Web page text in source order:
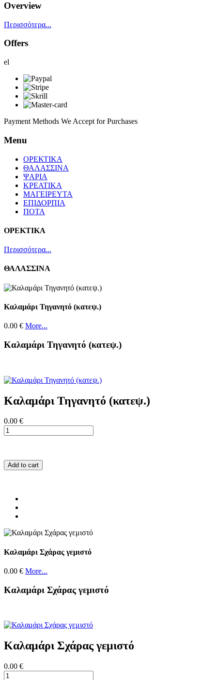
Overview
Περισσότερα...
Offers
el
Payment Methods We Accept for Purchases
Menu
ΟΡΕΚΤΙΚΑ
ΘΑΛΑΣΣΙΝΑ
ΨΑΡΙΑ
ΚΡΕΑΤΙΚΑ
ΜΑΓΕΙΡΕΥΤΑ
ΕΠΙΔΟΡΠΙΑ
ΠΟΤΑ
ΟΡΕΚΤΙΚΑ
Περισσότερα...
ΘΑΛΑΣΣΙΝΑ
Καλαμάρι Τηγανητό (κατεψ.)
0.00 € More...
Καλαμάρι Τηγανητό (κατεψ.)
Καλαμάρι Τηγανητό (κατεψ.)
0.00 €
Add to cart
Καλαμάρι Σχάρας γεμιστό
0.00 € More...
Καλαμάρι Σχάρας γεμιστό
Καλαμάρι Σχάρας γεμιστό
0.00 €